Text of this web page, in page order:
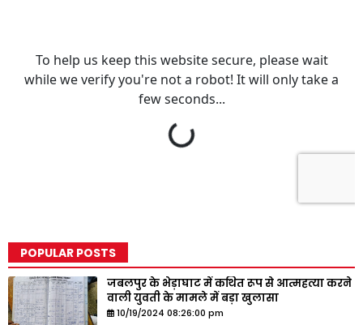
POPULAR POSTS
जबलपुर के भेड़ाघाट में कथित रूप से आत्महत्या करने
वाली युवती के मामले में बड़ा खुलासा
10/19/2024 08:26:00 pm